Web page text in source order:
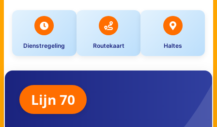
Dienstregeling Routekaart Haltes
Lijn 70